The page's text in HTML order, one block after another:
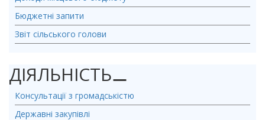
Бюджетні запити
Звіт сільського голови
ДІЯЛЬНІСТЬ⚊
Консультації з громадськістю
Державні закупівлі